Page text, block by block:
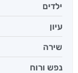
ילדים
עיון
שירה
נפש ורוח